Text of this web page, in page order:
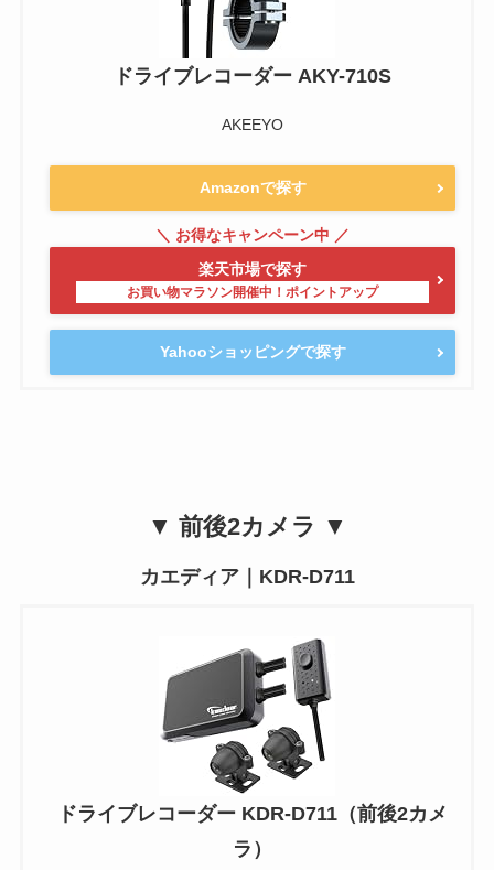
ドライブレコーダー AKY-710S
AKEEYO
Amazonで探す
楽天市場で探す
Yahooショッピングで探す
▼ 前後2カメラ ▼
カエディア｜KDR-D711
ドライブレコーダー KDR-D711（前後2カメ
ラ）